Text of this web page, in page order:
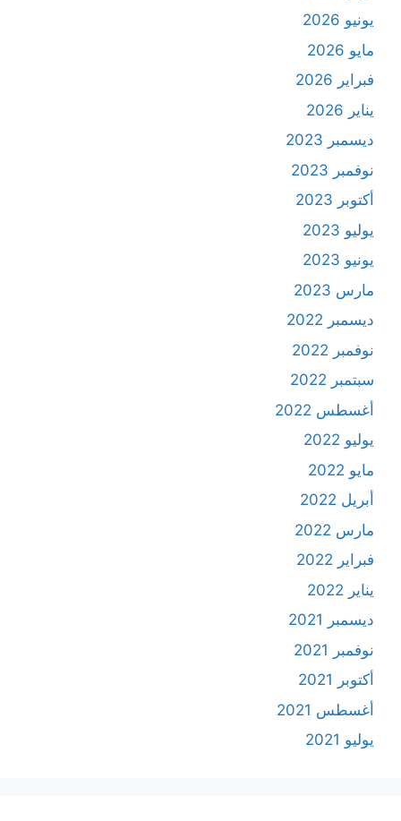
يونيو 2026
مايو 2026
فبراير 2026
يناير 2026
ديسمبر 2023
نوفمبر 2023
أكتوبر 2023
يوليو 2023
يونيو 2023
مارس 2023
ديسمبر 2022
نوفمبر 2022
سبتمبر 2022
أغسطس 2022
يوليو 2022
مايو 2022
أبريل 2022
مارس 2022
فبراير 2022
يناير 2022
ديسمبر 2021
نوفمبر 2021
أكتوبر 2021
أغسطس 2021
يوليو 2021